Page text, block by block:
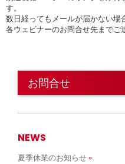
す。
数日経ってもメールが届かない場
各ウェビナーのお問合せ先までご
お問合せ
NEWS
夏季休業のお知らせ